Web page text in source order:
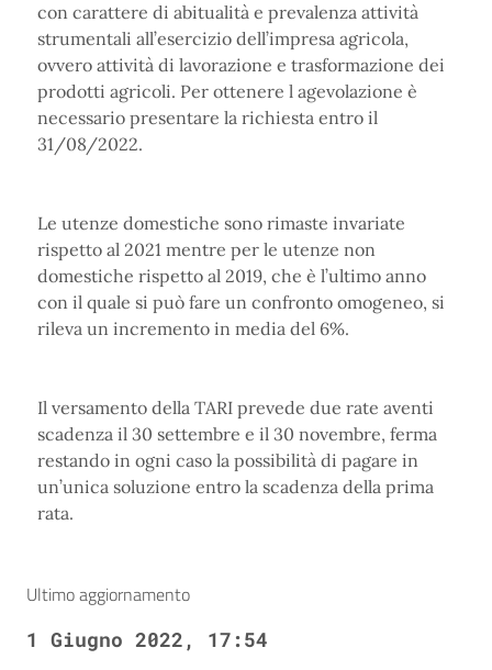
con carattere di abitualità e prevalenza attività
strumentali all’esercizio dell’impresa agricola,
ovvero attività di lavorazione e trasformazione dei
prodotti agricoli. Per ottenere l agevolazione è
necessario presentare la richiesta entro il
31/08/2022.
Le utenze domestiche sono rimaste invariate
rispetto al 2021 mentre per le utenze non
domestiche rispetto al 2019, che è l’ultimo anno
con il quale si può fare un confronto omogeneo, si
rileva un incremento in media del 6%.
Il versamento della TARI prevede due rate aventi
scadenza il 30 settembre e il 30 novembre, ferma
restando in ogni caso la possibilità di pagare in
un’unica soluzione entro la scadenza della prima
rata.
Ultimo aggiornamento
1 Giugno 2022, 17:54